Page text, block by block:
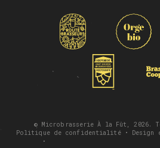
© Microbrasserie À la Fût, 2026.
Politique de confidentialité• Design